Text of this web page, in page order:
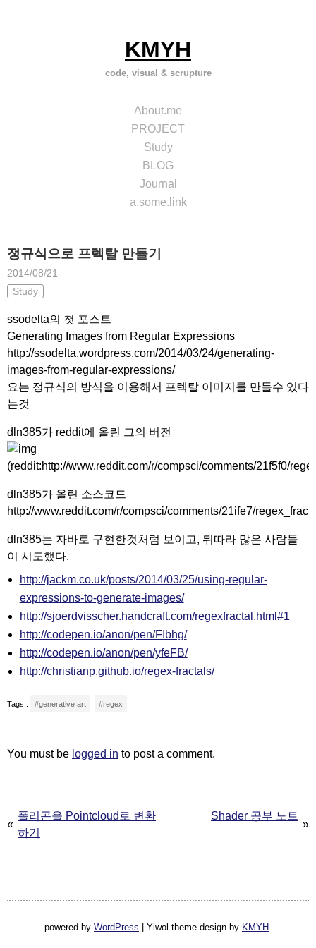
KMYH
code, visual & scrupture
About.me
PROJECT
Study
BLOG
Journal
a.some.link
정규식으로 프렉탈 만들기
2014/08/21
Study
ssodelta의 첫 포스트
Generating Images from Regular Expressions
http://ssodelta.wordpress.com/2014/03/24/generating-
images-from-regular-expressions/
요는 정규식의 방식을 이용해서 프렉탈 이미지를 만들수 있다
는것
dln385가 reddit에 올린 그의 버전
(reddit:http://www.reddit.com/r/compsci/comments/21f5f0/
dln385가 올린 소스코드
http://www.reddit.com/r/compsci/comments/21ife7/
dln385는 자바로 구현한것처럼 보이고, 뒤따라 많은 사람들
이 시도했다.
http://jackm.co.uk/posts/2014/03/25/using-regular-
expressions-to-generate-images/
http://sjoerdvisscher.handcraft.com/regexfractal.html#1
http://codepen.io/anon/pen/FIbhg/
http://codepen.io/anon/pen/yfeFB/
http://christianp.github.io/regex-fractals/
Tags : #generative art #regex
You must be logged in to post a comment.
Post
navigation
폴리곤을 Pointcloud로 변환
하기
Shader 공부 노트
powered by WordPress Yiwol theme design by KMYH.